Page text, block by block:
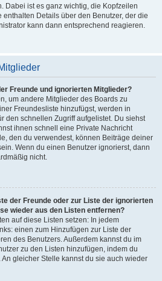
Dabei ist es ganz wichtig, die Kopfzeilen
Details über den Benutzer, der die
kann dann entsprechend reagieren.
Freunde und ignorierten Mitglieder?
um andere Mitglieder des Boards zu
Freundesliste hinzufügst, werden in
den schnellen Zugriff aufgelistet. Du siehst
ihnen schnell eine Private Nachricht
den du verwendest, können Beiträge deiner
Wenn du einen Benutzer ignorierst, dann
nicht.
der Freunde oder zur Liste der ignorierten
wieder aus den Listen entfernen?
auf diese Listen setzen: In jedem
einen zum Hinzufügen zur Liste der
des Benutzers. Außerdem kannst du im
zu den Listen hinzufügen, indem du
gleicher Stelle kannst du sie auch wieder